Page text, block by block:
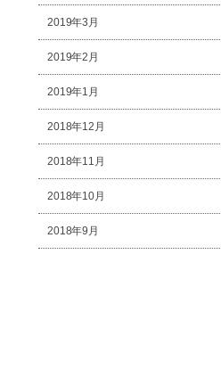
2019年3月
2019年2月
2019年1月
2018年12月
2018年11月
2018年10月
2018年9月